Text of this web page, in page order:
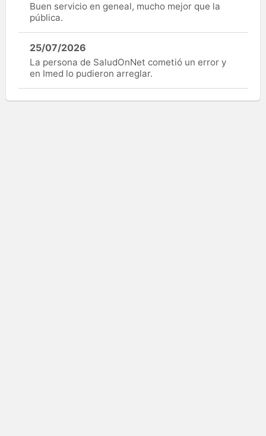
Buen servicio en geneal, mucho mejor que la
pública.
25/07/2026
La persona de SaludOnNet cometió un error y
en Imed lo pudieron arreglar.